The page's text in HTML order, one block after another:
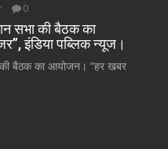
0
सभा की बैठक का
इंडिया पब्लिक न्यूज।
बैठक का आयोजन। “हर खबर